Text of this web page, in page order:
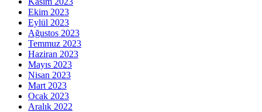
Ekim 2023
Eylül 2023
Ağustos 2023
Temmuz 2023
Haziran 2023
Mayıs 2023
Nisan 2023
Mart 2023
Ocak 2023
Aralık 2022